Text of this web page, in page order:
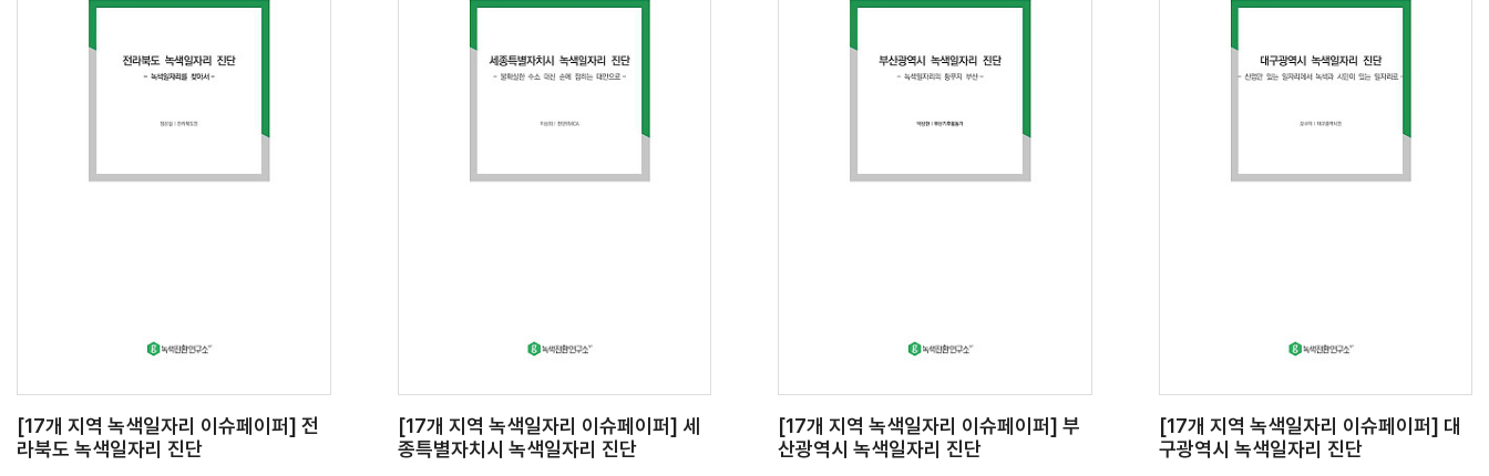
[17개 지역 녹색일자리 이슈페이퍼] 전
라북도 녹색일자리 진단
[17개 지역 녹색일자리 이슈페이퍼] 세
종특별자치시 녹색일자리 진단
[17개 지역 녹색일자리 이슈페이퍼] 부
산광역시 녹색일자리 진단
[17개 지역 녹색일자리 이슈페이퍼] 대
구광역시 녹색일자리 진단